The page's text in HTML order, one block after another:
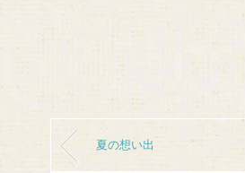
夏の想い出